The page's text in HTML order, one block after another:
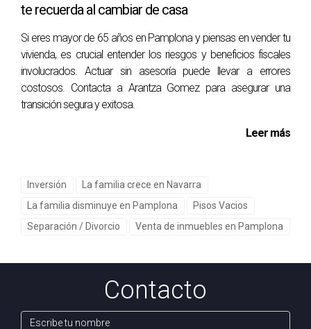
podría ser necesario reevaluar otros factores como la
presentación del inmueble o realizar mejoras.
¿Es recomendable hacer reformas antes de
vender?
Sí, pequeñas reformas pueden aumentar significativamente
Generalmente se recomienda esperar al menos 30-60 días
antes de considerar una reducción significativa del precio.
valor de mi vivienda?
La situación económica puede influir en la demanda del
mercado; es importante estar atento a las tendencias
económicas locales para ajustar tus expectativas. En
te recuerda al cambiar de casa
Si eres mayor de 65 años en Pamplona y piensas en vender tu
vivienda, es crucial entender los riesgos y beneficios fiscales
involucrados. Actuar sin asesoría puede llevar a errores
costosos. Contacta a Arantza Gomez para asegurar una
transición segura y exitosa.
Leer más
Inversión
La familia crece en Navarra
La familia disminuye en Pamplona
Pisos Vacios
Separación / Divorcio
Venta de inmuebles en Pamplona
Contacto